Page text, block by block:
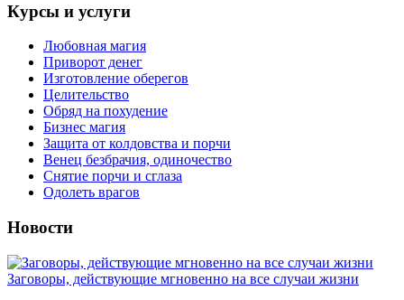
Курсы и услуги
Любовная магия
Приворот денег
Изготовление оберегов
Целительство
Обряд на похудение
Бизнес магия
Защита от колдовства и порчи
Венец безбрачия, одиночество
Снятие порчи и сглаза
Одолеть врагов
Новости
Заговоры, действующие мгновенно на все случаи жизни